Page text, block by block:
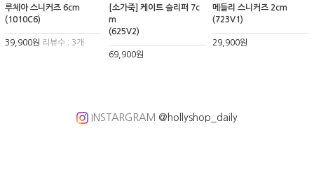
루체아 스니커즈 6cm
(1010C6)
39,900원 리뷰수 : 3개
[소가죽] 케이트 슬리퍼 7c
m
(625V2)
69,900원
메들리 스니커즈 2cm
(723V1)
29,900원
INSTARGRAM @hollyshop_daily